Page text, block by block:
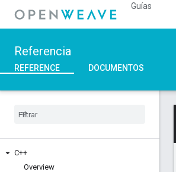
Guías
Referencia
REFERENCE DOCUMENTOS
C++
Overview